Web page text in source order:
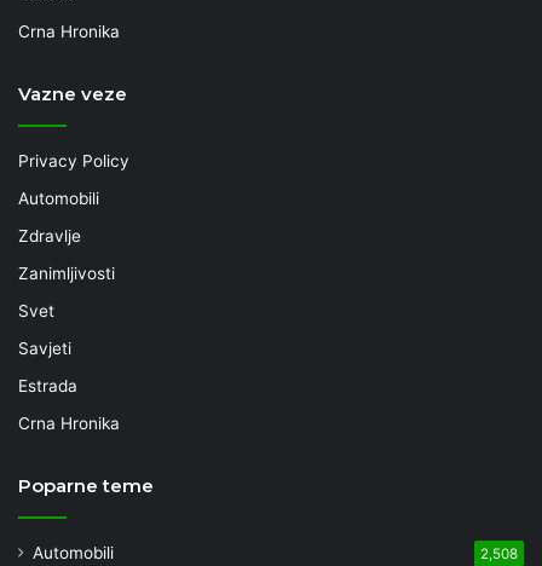
Crna Hronika
Vazne veze
Privacy Policy
Automobili
Zdravlje
Zanimljivosti
Svet
Savjeti
Estrada
Crna Hronika
Poparne teme
Automobili 2,508